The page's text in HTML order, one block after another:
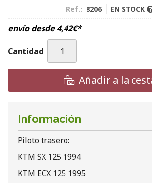
Ref.: 8206 EN STOCK
envío desde4,42€*
Cantidad
Añadir a la
Información
Piloto trasero:
KTM SX 125 1994
KTM ECX 125 1995